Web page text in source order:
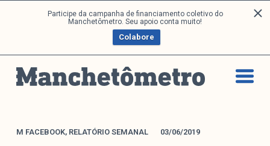
Participe da campanha de financiamento coletivo do
Manchetômetro. Seu apoio conta muito!
Colabore
a
p
Análises
DONI
Boletim M
M FACEBOOK, RELATÓRIO SEMANAL 03/06/2019